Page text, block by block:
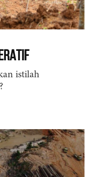
istilah